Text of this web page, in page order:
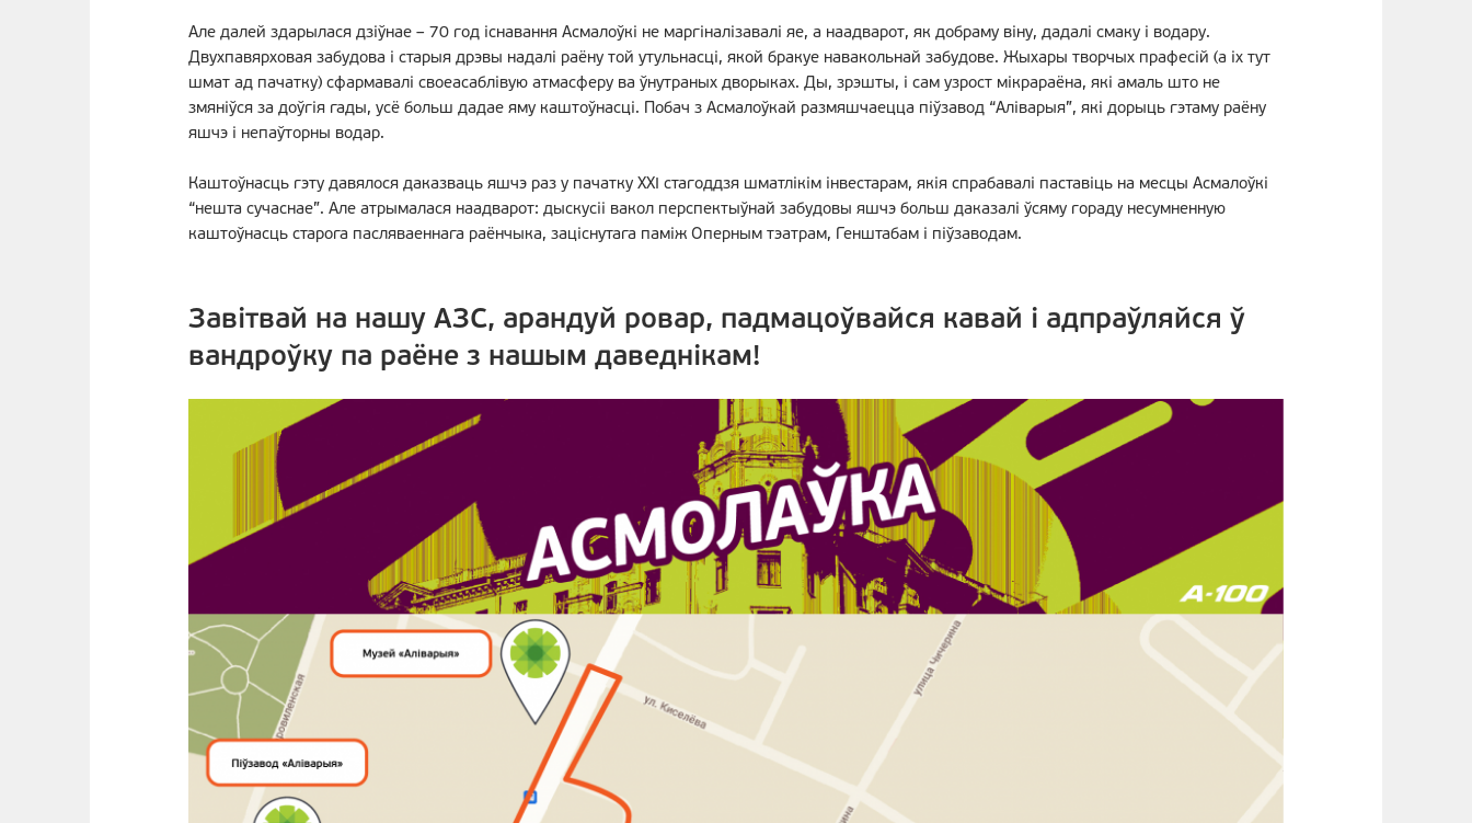
Але далей здарылася дзіўнае – 70 год існавання Асмалоўкі не маргіналізавалі яе, а наадварот, як добраму віну, дадалі смаку і водару.
Двухпавярховая забудова і старыя дрэвы надалі раёну той утульнасці, якой бракуе навакольнай забудове. Жыхары творчых прафесій (а іх тут
шмат ад пачатку) сфармавалі своеасаблівую атмасферу ва ўнутраных дворыках. Ды, зрэшты, і сам узрост мікрараёна, які амаль што не
змяніўся за доўгія гады, усё больш дадае яму каштоўнасці. Побач з Асмалоўкай размяшчаецца піўзавод “Аліварыя”, які дорыць гэтаму раёну
яшчэ і непаўторны водар.
Каштоўнасць гэту давялося даказваць яшчэ раз у пачатку ХХІ стагоддзя шматлікім інвестарам, якія спрабавалі паставіць на месцы Асмалоўкі
“нешта сучаснае”. Але атрымалася наадварот: дыскусіі вакол перспектыўнай забудовы яшчэ больш даказалі ўсяму гораду несумненную
каштоўнасць старога пасляваеннага раёнчыка, заціснутага паміж Оперным тэатрам, Генштабам і піўзаводам.
Завітвай на нашу АЗС, арандуй ровар, падмацоўвайся кавай і адпраўляйся ў
вандроўку па раёне з нашым даведнікам!